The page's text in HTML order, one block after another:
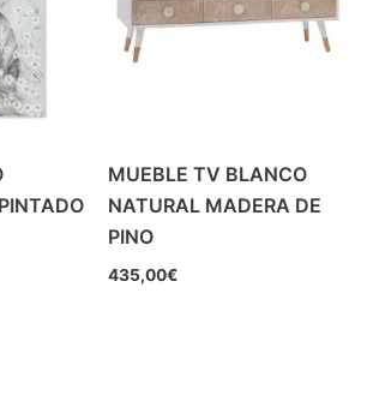
MUEBLE TV BLANCO
NATURAL MADERA DE
PINO
435,00€